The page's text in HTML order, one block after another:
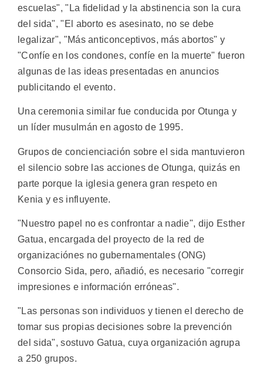
escuelas", "La fidelidad y la abstinencia son la cura
del sida", "El aborto es asesinato, no se debe
legalizar", "Más anticonceptivos, más abortos" y
"Confíe en los condones, confíe en la muerte" fueron
algunas de las ideas presentadas en anuncios
publicitando el evento.
Una ceremonia similar fue conducida por Otunga y
un líder musulmán en agosto de 1995.
Grupos de concienciación sobre el sida mantuvieron
el silencio sobre las acciones de Otunga, quizás en
parte porque la iglesia genera gran respeto en
Kenia y es influyente.
"Nuestro papel no es confrontar a nadie", dijo Esther
Gatua, encargada del proyecto de la red de
organizaciónes no gubernamentales (ONG)
Consorcio Sida, pero, añadió, es necesario "corregir
impresiones e información erróneas".
"Las personas son individuos y tienen el derecho de
tomar sus propias decisiones sobre la prevención
del sida", sostuvo Gatua, cuya organización agrupa
a 250 grupos.